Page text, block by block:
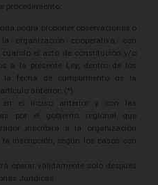
procedimiento:
podrá proponer observaciones o
organización cooperativa, con
el acto de constitución y/o
a la presente Ley, dentro de los
la fecha de cumplimiento de la
anterior; (*)
el inciso anterior y con las
por el gobierno regional que
inscribirá a la organización
inscripción, según los casos con
operar válidamente solo después
Jurídicas.